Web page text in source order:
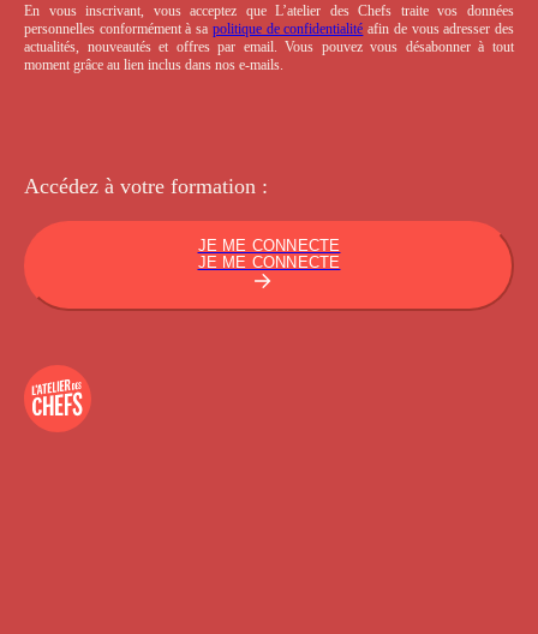
En vous inscrivant, vous acceptez que L’atelier des Chefs traite vos données
personnelles conformément à sa politique de confidentialité afin de vous adresser des
actualités, nouveautés et offres par email. Vous pouvez vous désabonner à tout
moment grâce au lien inclus dans nos e-mails.
Accédez à votre formation :
JE ME CONNECTE
JE ME CONNECTE